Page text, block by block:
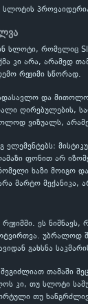
სლოტი, რომელიც
კი არა, არამედ
რეჟიმი სწორად.
და
ღირებულების,
ვიზუალს,
ფონით არ
ხაზი მოიგო
მარტო მექანიკა,
რეჟიმში. ეს
გახსნა
თამაში
კი, თუ სლოტი
თუ